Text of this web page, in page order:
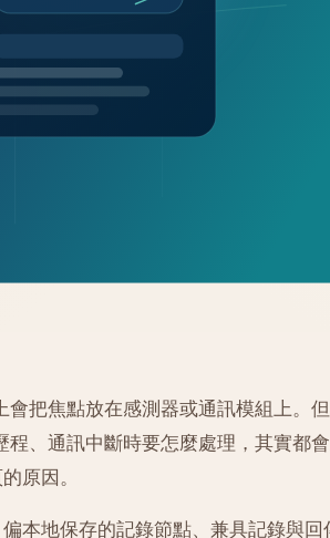
把焦點放在感測器或通訊模組上。
、通訊中斷時要怎麼處理，其實都
原因。
本地保存的記錄節點、兼具記錄與回